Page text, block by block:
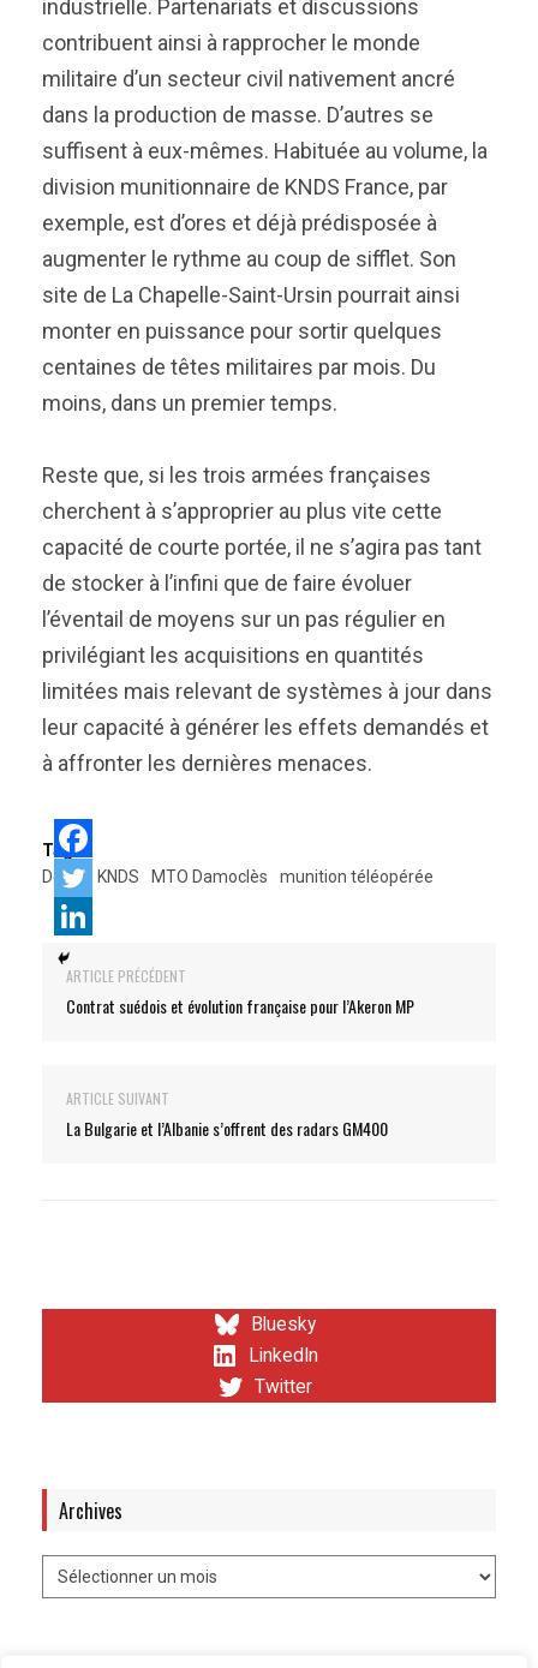
industrielle. Partenariats et discussions
contribuent ainsi à rapprocher le monde
militaire d’un secteur civil nativement ancré
dans la production de masse. D’autres se
suffisent à eux-mêmes. Habituée au volume, la
division munitionnaire de KNDS France, par
exemple, est d’ores et déjà prédisposée à
augmenter le rythme au coup de sifflet. Son
site de La Chapelle-Saint-Ursin pourrait ainsi
monter en puissance pour sortir quelques
centaines de têtes militaires par mois. Du
moins, dans un premier temps.
Reste que, si les trois armées françaises
cherchent à s’approprier au plus vite cette
capacité de courte portée, il ne s’agira pas tant
de stocker à l’infini que de faire évoluer
l’éventail de moyens sur un pas régulier en
privilégiant les acquisitions en quantités
limitées mais relevant de systèmes à jour dans
leur capacité à générer les effets demandés et
à affronter les dernières menaces.
Tags:
Delair
KNDS MTO Damoclès munition téléopérée
ARTICLE PRÉCÉDENT
Contrat suédois et évolution française pour l’Akeron MP
ARTICLE SUIVANT
La Bulgarie et l’Albanie s’offrent des radars GM400
Bluesky
LinkedIn
Twitter
Archives